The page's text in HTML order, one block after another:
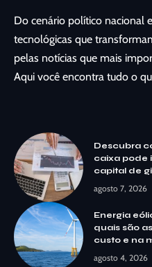
Do cenário político nacional
tecnológicas que
pelas notícias que mais
Aqui você encontra tudo o
Descubra
caixa pode
capital de
agosto 7, 2026
Energia
quais são
custo e na
agosto 4, 2026